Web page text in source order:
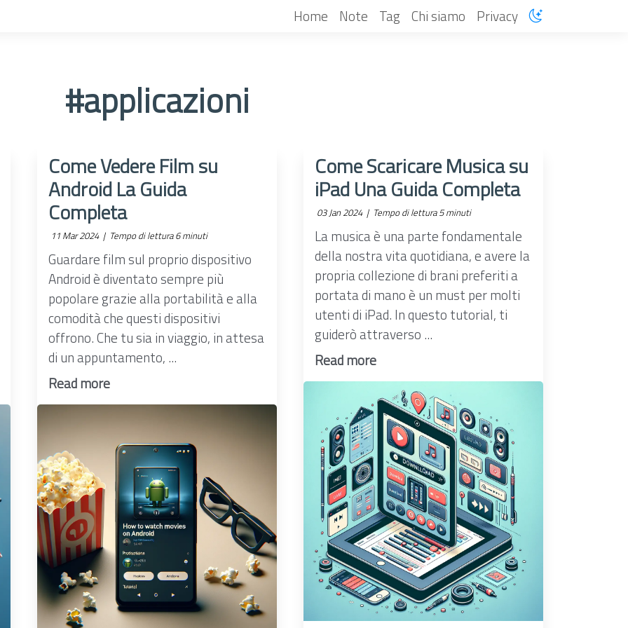
Home Note Tag Chi siamo Privacy
#applicazioni
Come Vedere Film su
Android La Guida
Completa
11 Mar 2024 | Tempo di lettura 6 minuti
Guardare film sul proprio dispositivo
Android è diventato sempre più
popolare grazie alla portabilità e alla
comodità che questi dispositivi
offrono. Che tu sia in viaggio, in attesa
di un appuntamento, ...
Read more
Come Scaricare Musica su
iPad Una Guida Completa
03 Jan 2024 | Tempo di lettura 5 minuti
La musica è una parte fondamentale
della nostra vita quotidiana, e avere la
propria collezione di brani preferiti a
portata di mano è un must per molti
utenti di iPad. In questo tutorial, ti
guiderò attraverso ...
Read more